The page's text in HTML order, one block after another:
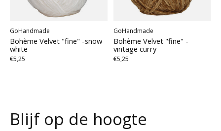
GoHandmade
Bohème Velvet "fine" -snow
white
€5,25
GoHandmade
Bohème Velvet "fine" -
vintage curry
€5,25
Blijf op de hoogte